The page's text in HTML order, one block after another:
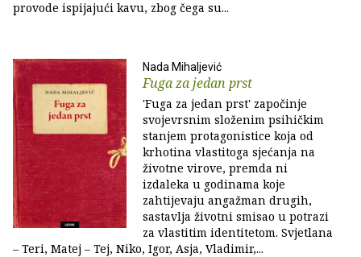
provode ispijajući kavu, zbog čega su...
Nada Mihaljević
Fuga za jedan prst
'Fuga za jedan prst' započinje
svojevrsnim složenim psihičkim
stanjem protagonistice koja od
krhotina vlastitoga sjećanja na
životne virove, premda ni
izdaleka u godinama koje
zahtijevaju angažman drugih,
sastavlja životni smisao u potrazi
za vlastitim identitetom. Svjetlana
– Teri, Matej – Tej, Niko, Igor, Asja, Vladimir,...